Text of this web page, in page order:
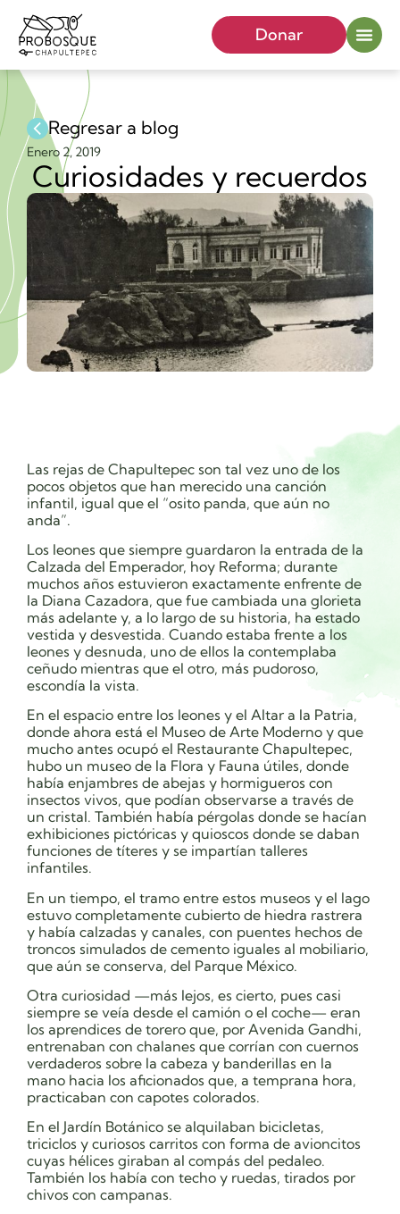
Donar
Regresar a blog
Enero 2, 2019
Curiosidades y recuerdos
Las rejas de Chapultepec son tal vez uno de los
pocos objetos que han merecido una canción
infantil, igual que el “osito panda, que aún no
anda”.
Los leones que siempre guardaron la entrada de la
Calzada del Emperador, hoy Reforma; durante
muchos años estuvieron exactamente enfrente de
la Diana Cazadora, que fue cambiada una glorieta
más adelante y, a lo largo de su historia, ha estado
vestida y desvestida. Cuando estaba frente a los
leones y desnuda, uno de ellos la contemplaba
ceñudo mientras que el otro, más pudoroso,
escondía la vista.
En el espacio entre los leones y el Altar a la Patria,
donde ahora está el Museo de Arte Moderno y que
mucho antes ocupó el Restaurante Chapultepec,
hubo un museo de la Flora y Fauna útiles, donde
había enjambres de abejas y hormigueros con
insectos vivos, que podían observarse a través de
un cristal. También había pérgolas donde se hacían
exhibiciones pictóricas y quioscos donde se daban
funciones de títeres y se impartían talleres
infantiles.
En un tiempo, el tramo entre estos museos y el lago
estuvo completamente cubierto de hiedra rastrera
y había calzadas y canales, con puentes hechos de
troncos simulados de cemento iguales al mobiliario,
que aún se conserva, del Parque México.
Otra curiosidad —más lejos, es cierto, pues casi
siempre se veía desde el camión o el coche— eran
los aprendices de torero que, por Avenida Gandhi,
entrenaban con chalanes que corrían con cuernos
verdaderos sobre la cabeza y banderillas en la
mano hacia los aficionados que, a temprana hora,
practicaban con capotes colorados.
En el Jardín Botánico se alquilaban bicicletas,
triciclos y curiosos carritos con forma de avioncitos
cuyas hélices giraban al compás del pedaleo.
También los había con techo y ruedas, tirados por
chivos con campanas.